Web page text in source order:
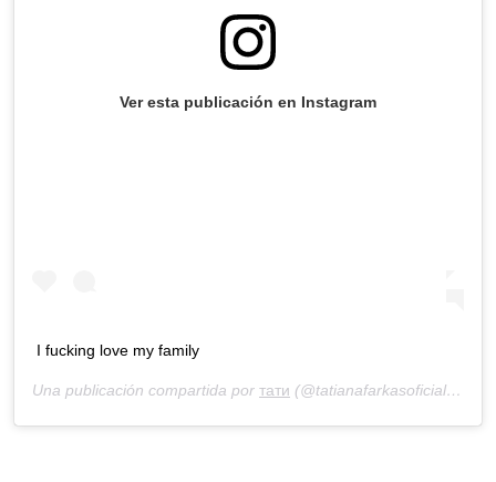
Ver esta publicación en Instagram
I fucking love my family
Una publicación compartida por тати (@tatianafarkasoficial) el